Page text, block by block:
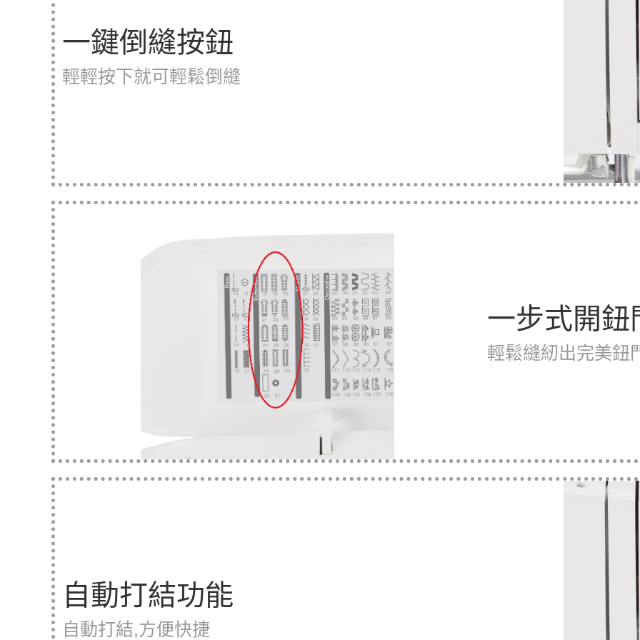
一鍵倒縫按鈕
輕輕按下就可輕鬆倒縫
一步式開鈕
輕鬆縫紉出完美鈕
自動打結功能
自動打結,方便快捷